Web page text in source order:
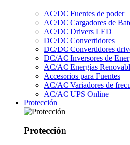
AC/DC Fuentes de poder
AC/DC Cargadores de
AC/DC Drivers LED
DC/DC Convertidores
DC/DC Convertidores
DC/AC Inversores de
AC/AC Energías
Accesorios para Fuentes
AC/AC Variadores de
AC/AC UPS Online
Protección
Protección